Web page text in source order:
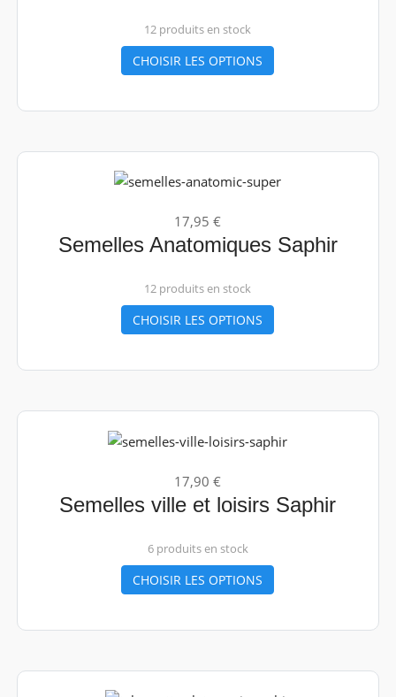
12 produits en stock
CHOISIR LES OPTIONS
17,95 €
Semelles Anatomiques Saphir
12 produits en stock
CHOISIR LES OPTIONS
17,90 €
Semelles ville et loisirs Saphir
6 produits en stock
CHOISIR LES OPTIONS